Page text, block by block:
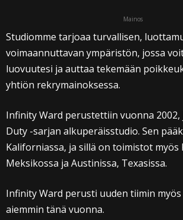
Mainos
Studiomme tarjoaa turvallisen,
voimaannuttavan ympäristön, jossa
luovuutesi ja auttaa tekemään
yhtiön rekrymainoksessa.
Infinity Ward perustettiin vuonna 2002,
Duty -sarjan alkuperäisstudio. Sen
Kaliforniassa, ja sillä on toimistot myös
Meksikossa ja Austinissa, Texasissa.
Infinity Ward perusti uuden tiimin myös
aiemmin tänä vuonna.